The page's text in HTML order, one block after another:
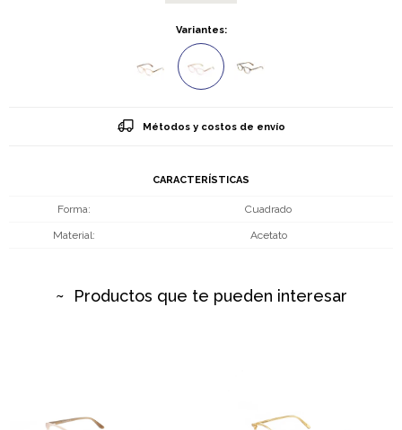
Variantes:
Métodos y costos de envío
CARACTERÍSTICAS
Forma Cuadrado
Material Acetato
Productos que te pueden interesar